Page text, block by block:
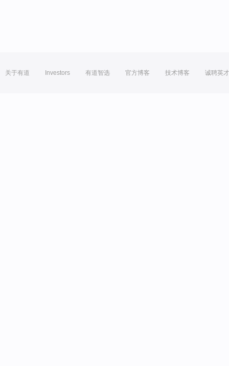
关于有道 Investors 有道智选 官方博客 技术博客 诚聘英才